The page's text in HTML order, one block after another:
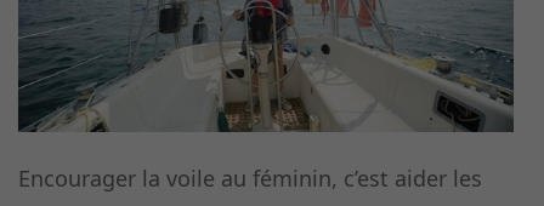
Encourager la voile au féminin, c’est aider les